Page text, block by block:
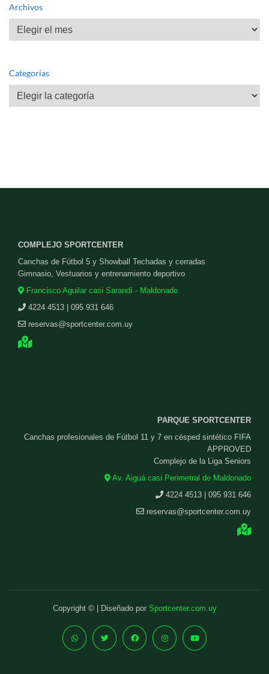
Archivos
Archivos
Categorías
Categorías
COMPLEJO SPORTCENTER
Canchas de Fútbol 5 y Showball Techadas y cerradas
Gimnasio, Vestuarios y entrenamiento deportivo
Francisco Aguilar casi Sarandí - Maldonado
4224 4513 | 095 931 646
reservas@sportcenter.com.uy
PARQUE SPORTCENTER
Canchas profesionales de Fútbol 11 y 7 en césped sintético FIFA
APPROVED
Complejo de la Liga Seniors
Av. Aiguá casi Perimetral de Maldonado
4224 4513 | 095 931 646
reservas@sportcenter.com.uy
Copyright © | Diseñado por Sportcenter.com.uy